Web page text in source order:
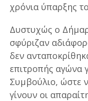
χρόνια ύπαρξης
Δυστυχώς ο
σφύριζαν
δεν
επιτροπής αγώνα
Συμβούλιο, ώστε
γίνουν οι